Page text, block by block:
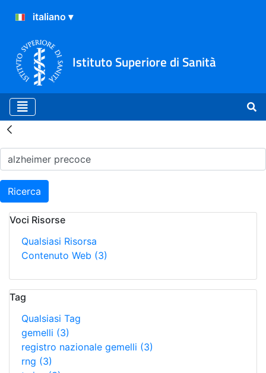
Istituto Superiore di Sanità
Risultati della Ricerca -
Ricerca
Voci Risorse
Qualsiasi Risorsa
Contenuto Web (3)
Tag
Qualsiasi Tag
gemelli (3)
registro nazionale gemelli (3)
rng (3)